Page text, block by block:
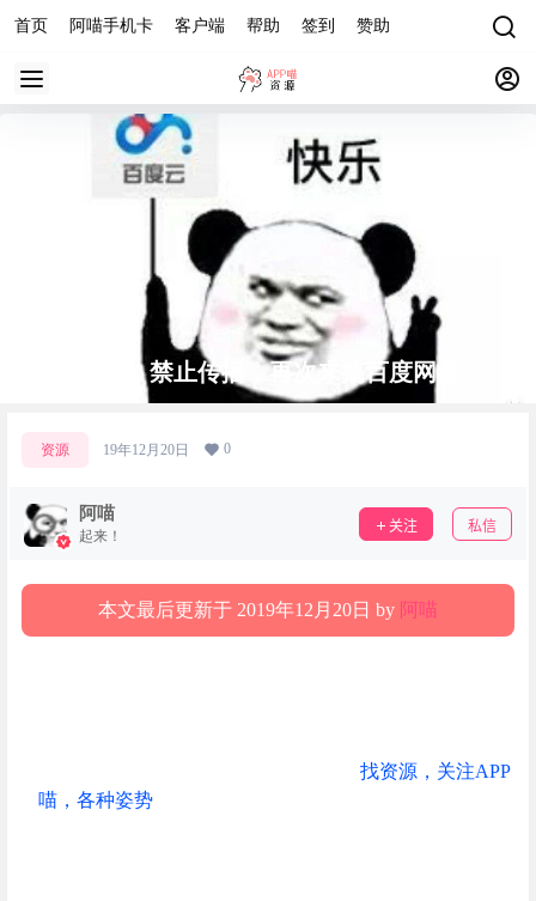
首页 阿喵手机卡 客户端 帮助 签到 赞助
速收，禁止传播，再次来搞百度网盘
资源 19年12月20日 0
阿喵
起来！
关注 私信
本文最后更新于 2019年12月20日 by 阿喵
找资源，关注APP
喵，各种姿势